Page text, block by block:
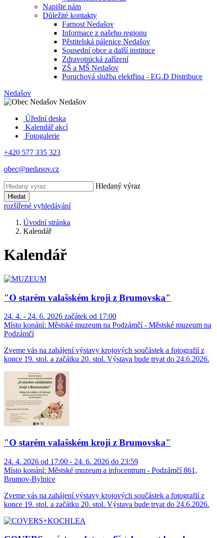
Napište nám
Důležité kontakty
Farnost Nedašov
Informace z našeho regionu
Pěstitelská pálenice Nedašov
Sousední obce a další instituce
Zdravotnická zařízení
ZŠ a MŠ Nedašov
Poruchová služba elektřina - EG.D Distribuce
Nedašov
Nedašov
Úřední deska
Kalendář akcí
Fotogalerie
+420 577 335 323
obec@nedasov.cz
Hledaný výraz
Hledat
rozšířené vyhledávání
Úvodní stránka
Kalendář
Kalendář
"O starém valašském kroji z Brumovska"
24. 4. - 24. 6. 2026 začátek od 17:00
Místo konání: Městské muzeum na Podzámčí - Městské muzeum na
Podzámčí
Zveme vás na zahájení výstavy krojových součástek a fotografií z
konce 19. stol. a začátku 20. stol. Výstava bude trvat do 24.6.2026.
"O starém valašském kroji z Brumovska"
24. 4. 2026 od 17:00 - 24. 6. 2026 do 23:59
Místo konání: Městské muzeum a infocentrum - Podzámčí 861,
Brumov-Bylnice
Zveme vás na zahájení výstavy krojových součástek a fotografií z
konce 19. stol. a začátku 20. stol. Výstava bude trvat do 24.6.2026.